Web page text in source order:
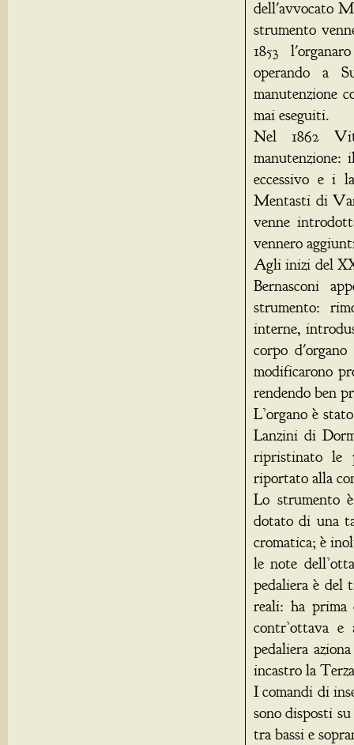
dell'avvocato
strumento
1853
operando a
manutenzione
mai eseguiti.
Nel 1862
manutenzione:
eccessivo e i
Mentasti di
venne
vennero
Agli inizi del
Bernasconi
strumento:
interne,
corpo
modificarono
rendendo ben
L’organo è
Lanzini di
ripristinato le
riportato alla
Lo strumento
dotato di una
cromatica; è
le note
pedaliera è del
reali: ha prima
contr’ottava
pedaliera
incastro la
I comandi di
sono disposti
tra bassi e